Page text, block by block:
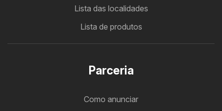
Lista das localidades
Lista de produtos
Parceria
Como anunciar